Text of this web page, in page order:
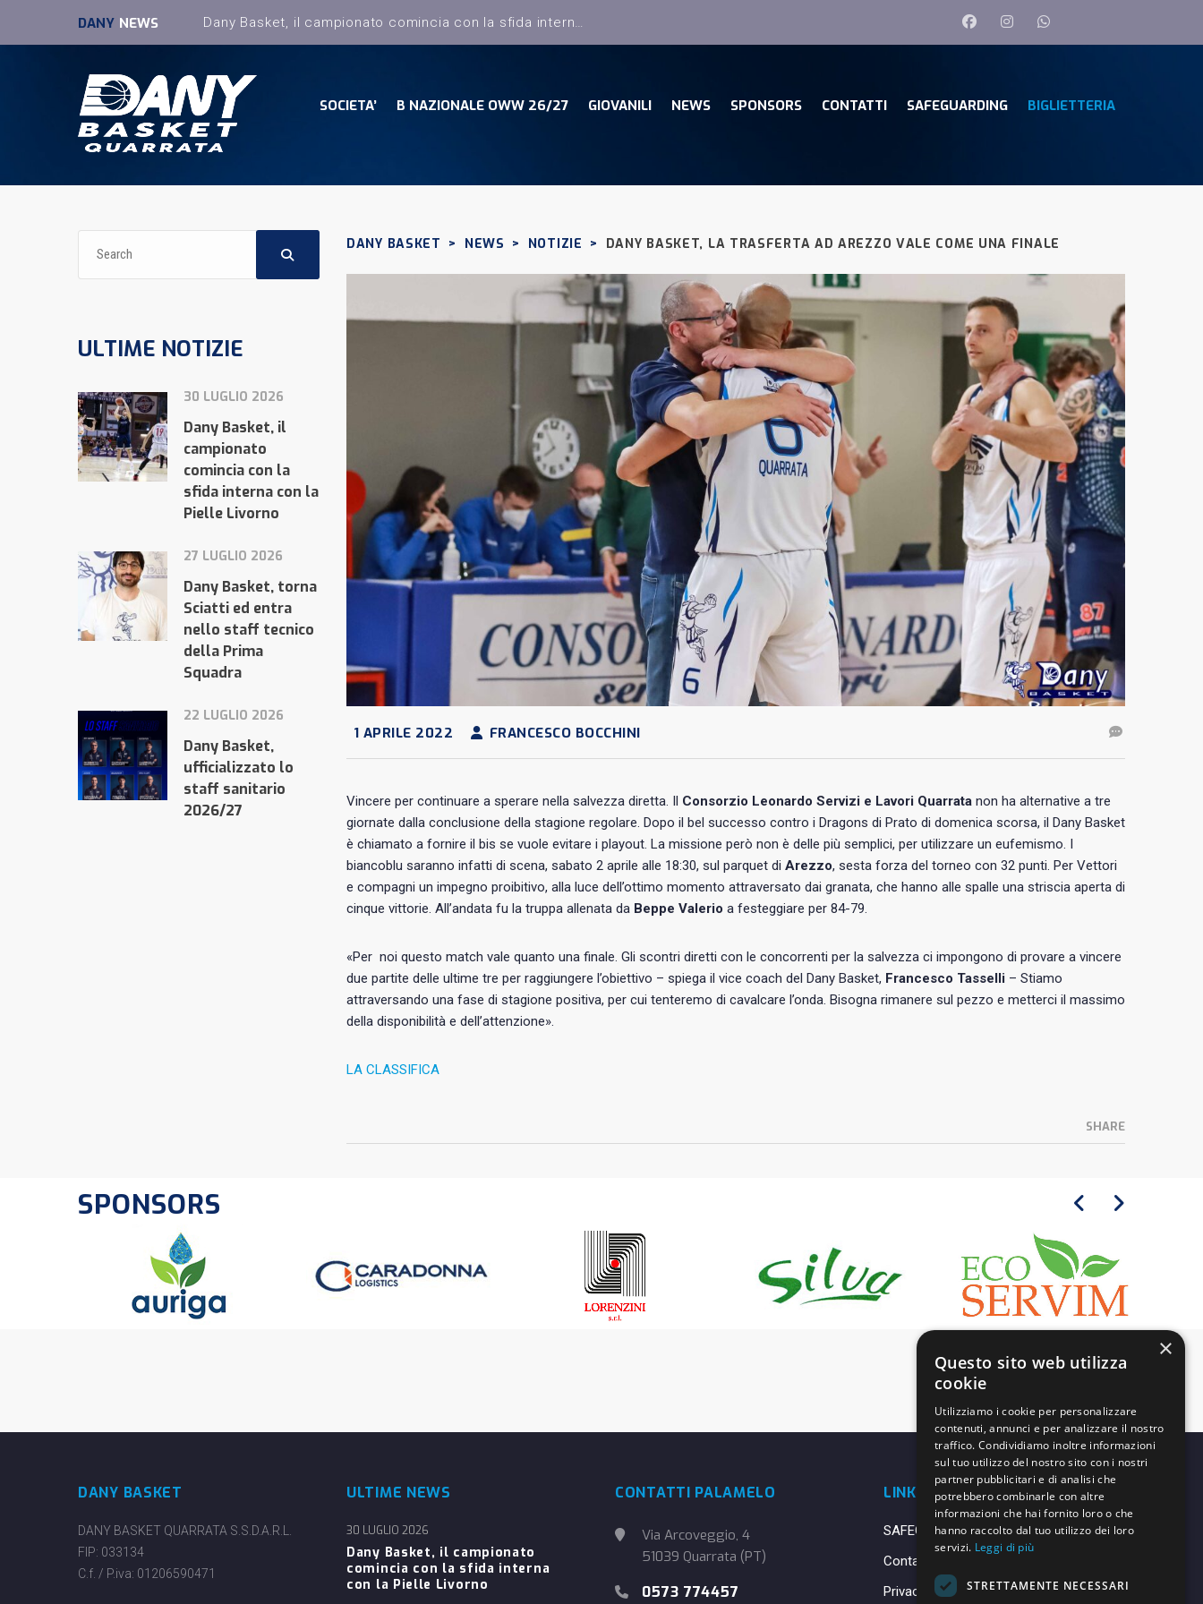
DANY NEWS Dany Basket, il campionato comincia con la sfida interna con la Pielle Livorno
SOCIETA’ B NAZIONALE OWW 26/27 GIOVANILI NEWS SPONSORS CONTATTI SAFEGUARDING BIGLIETTERIA
DANY BASKET > NEWS > NOTIZIE > DANY BASKET, LA TRASFERTA AD AREZZO VALE COME UNA FINALE
1 APRILE 2022 FRANCESCO BOCCHINI
Vincere per continuare a sperare nella salvezza diretta. Il Consorzio Leonardo Servizi e Lavori Quarrata non ha alternative a tre
giornate dalla conclusione della stagione regolare. Dopo il bel successo contro i Dragons di Prato di domenica scorsa, il Dany Basket
è chiamato a fornire il bis se vuole evitare i playout. La missione però non è delle più semplici, per utilizzare un eufemismo. I
biancoblu saranno infatti di scena, sabato 2 aprile alle 18:30, sul parquet di Arezzo, sesta forza del torneo con 32 punti. Per Vettori
e compagni un impegno proibitivo, alla luce dell’ottimo momento attraversato dai granata, che hanno alle spalle una striscia aperta di
cinque vittorie. All’andata fu la truppa allenata da Beppe Valerio a festeggiare per 84-79.
«Per noi questo match vale quanto una finale. Gli scontri diretti con le concorrenti per la salvezza ci impongono di provare a vincere
due partite delle ultime tre per raggiungere l’obiettivo – spiega il vice coach del Dany Basket, Francesco Tasselli – Stiamo
attraversando una fase di stagione positiva, per cui tenteremo di cavalcare l’onda. Bisogna rimanere sul pezzo e metterci il massimo
della disponibilità e dell’attenzione».
LA CLASSIFICA
SHARE
ULTIME NOTIZIE
30 LUGLIO 2026
Dany Basket, il
campionato
comincia con la
sfida interna con la
Pielle Livorno
27 LUGLIO 2026
Dany Basket, torna
Sciatti ed entra
nello staff tecnico
della Prima
Squadra
22 LUGLIO 2026
Dany Basket,
ufficializzato lo
staff sanitario
2026/27
SPONSORS
DANY BASKET
DANY BASKET QUARRATA S.S.D.A.R.L.
FIP: 033134
C.f. / P.iva: 01206590471
ULTIME NEWS
Dany Basket, il campionato
comincia con la sfida interna
con la Pielle Livorno
30 LUGLIO 2026
CONTATTI PALAMELO
Via Arcoveggio, 4
51039 Quarrata (PT)
0573 774457
LINK UTILI
SAFEGUARDING
Contatti
Privacy Policy
×
Questo sito web utilizza
cookie
Utilizziamo i cookie per personalizzare
contenuti, annunci e per analizzare il nostro
traffico. Condividiamo inoltre informazioni
sul tuo utilizzo del nostro sito con i nostri
partner pubblicitari e di analisi che
potrebbero combinarle con altre
informazioni che hai fornito loro o che
hanno raccolto dal tuo utilizzo dei loro
servizi. Leggi di più
STRETTAMENTE NECESSARI